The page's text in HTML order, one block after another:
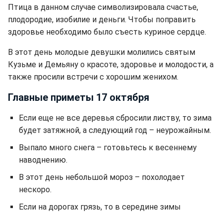
Птица в данном случае символизировала счастье,
плодородие, изобилие и деньги. Чтобы поправить
здоровье необходимо было съесть куриное сердце.
В этот день молодые девушки молились святым
Кузьме и Демьяну о красоте, здоровье и молодости, а
также просили встречи с хорошим женихом.
Главные приметы 17 октября
Если еще не все деревья сбросили листву, то зима
будет затяжной, а следующий год – неурожайным.
Выпало много снега – готовьтесь к весеннему
наводнению.
В этот день небольшой мороз – похолодает
нескоро.
Если на дорогах грязь, то в середине зимы